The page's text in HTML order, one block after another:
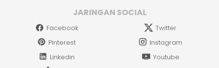
JARINGAN SOCIAL
Facebook
Twitter
Pinterest
Instagram
Linkedin
Youtube